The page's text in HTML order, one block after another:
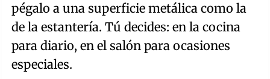
pégalo a una superficie metálica como la
de la estantería. Tú decides: en la cocina
para diario, en el salón para ocasiones
especiales.